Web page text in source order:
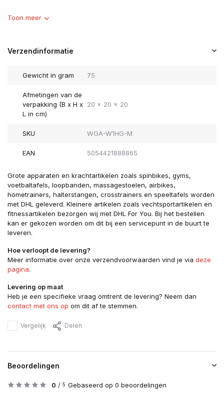
Toon meer
Verzendinformatie
Gewicht in gram 75
Afmetingen van de
verpakking (B x H x
L in cm)
20 x 20 x 20
SKU WGA-W1HG-M
EAN 5054421888865
Grote apparaten en krachtartikelen zoals spinbikes, gyms,
voetbaltafels, loopbanden, massagestoelen, airbikes,
hometrainers, halterstangen, crosstrainers en speeltafels worden
met DHL geleverd. Kleinere artikelen zoals vechtsportartikelen en
fitnessartikelen bezorgen wij met DHL For You. Bij het bestellen
kan er gekozen worden om dit bij een servicepunt in de buurt te
leveren.
Hoe verloopt de levering?
Meer informatie over onze verzendvoorwaarden vind je via deze
pagina.
Levering op maat
Heb je een specifieke vraag omtrent de levering? Neem dan
contact met ons op om dit af te stemmen.
Vergelijk Delen
Beoordelingen
0 / 5 Gebaseerd op 0 beoordelingen